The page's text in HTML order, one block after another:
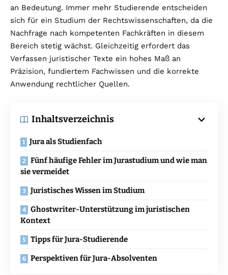
an Bedeutung. Immer mehr Studierende entscheiden
sich für ein Studium der Rechtswissenschaften, da die
Nachfrage nach kompetenten Fachkräften in diesem
Bereich stetig wächst. Gleichzeitig erfordert das
Verfassen juristischer Texte ein hohes Maß an
Präzision, fundiertem Fachwissen und die korrekte
Anwendung rechtlicher Quellen.
Inhaltsverzeichnis
Jura als Studienfach
Fünf häufige Fehler im Jurastudium und wie man
sie vermeidet
Juristisches Wissen im Studium
Ghostwriter-Unterstützung im juristischen
Kontext
Tipps für Jura-Studierende
Perspektiven für Jura-Absolventen